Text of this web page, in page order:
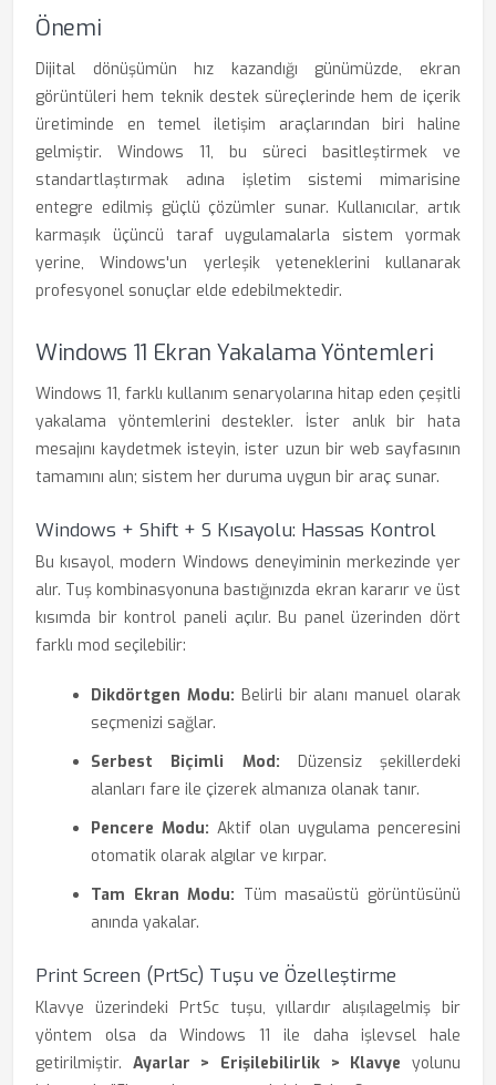
Önemi
Dijital dönüşümün hız kazandığı günümüzde, ekran
görüntüleri hem teknik destek süreçlerinde hem de içerik
üretiminde en temel iletişim araçlarından biri haline
gelmiştir. Windows 11, bu süreci basitleştirmek ve
standartlaştırmak adına işletim sistemi mimarisine
entegre edilmiş güçlü çözümler sunar. Kullanıcılar, artık
karmaşık üçüncü taraf uygulamalarla sistem yormak
yerine, Windows'un yerleşik yeteneklerini kullanarak
profesyonel sonuçlar elde edebilmektedir.
Windows 11 Ekran Yakalama Yöntemleri
Windows 11, farklı kullanım senaryolarına hitap eden çeşitli
yakalama yöntemlerini destekler. İster anlık bir hata
mesajını kaydetmek isteyin, ister uzun bir web sayfasının
tamamını alın; sistem her duruma uygun bir araç sunar.
Windows + Shift + S Kısayolu: Hassas Kontrol
Bu kısayol, modern Windows deneyiminin merkezinde yer
alır. Tuş kombinasyonuna bastığınızda ekran kararır ve üst
kısımda bir kontrol paneli açılır. Bu panel üzerinden dört
farklı mod seçilebilir:
Dikdörtgen Modu: Belirli bir alanı manuel olarak
seçmenizi sağlar.
Serbest Biçimli Mod: Düzensiz şekillerdeki
alanları fare ile çizerek almanıza olanak tanır.
Pencere Modu: Aktif olan uygulama penceresini
otomatik olarak algılar ve kırpar.
Tam Ekran Modu: Tüm masaüstü görüntüsünü
anında yakalar.
Print Screen (PrtSc) Tuşu ve Özelleştirme
Klavye üzerindeki PrtSc tuşu, yıllardır alışılagelmiş bir
yöntem olsa da Windows 11 ile daha işlevsel hale
getirilmiştir. Ayarlar > Erişilebilirlik > Klavye yolunu